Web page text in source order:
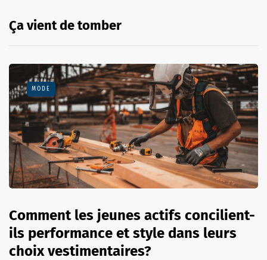
Ça vient de tomber
MODE
Comment les jeunes actifs concilient-
ils performance et style dans leurs
choix vestimentaires?